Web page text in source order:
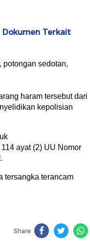
Dokumen Terkait
sedotan,
haram tersebut dari
kepolisian
ayat (2) UU Nomor
tersangka terancam
Share